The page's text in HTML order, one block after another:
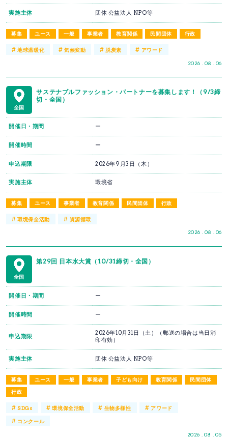
募集 ユース 一般 事業者 教育関係 民間団体 行政
2026 . 08 . 06
実施主体 団体 公益法人 NPO等
#地球温暖化 # 気候変動 # 脱炭素 # アワード
全国
サステナブルファッション・パートナーを募集します！（9/3締
切・全国）
募集 ユース 事業者 教育関係 民間団体 行政
2026 . 08 . 06
開催日・期間 ー
開催時間 ー
申込期限 2026年9月3日（木）
実施主体 環境省
#環境保全活動 # 資源循環
全国
第29回 日本水大賞（10/31締切・全国）
募集 ユース 一般 事業者 子ども向け 教育関係
民間団体
行政
2026 . 08 . 05
開催日・期間 ー
開催時間 ー
申込期限
2026年10月31日（土）（郵送の場合は当日消
印有効）
実施主体 団体 公益法人 NPO等
#SDGs #環境保全活動 # 生物多様性 # アワード
# コンクール